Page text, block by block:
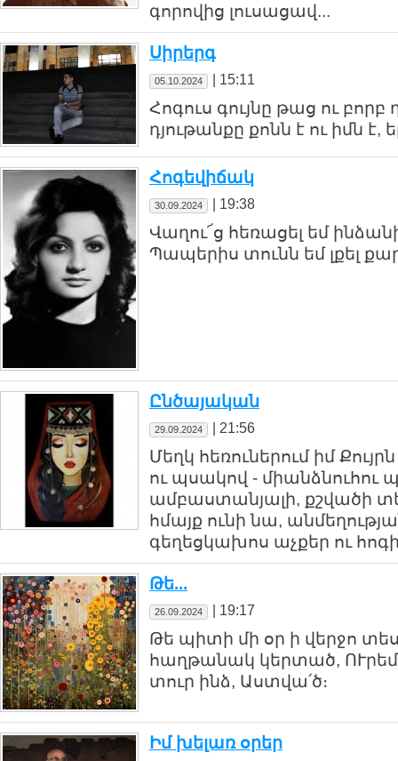
գորովից լուսացավ...
Սիրերգ
05.10.2024 15:11
Հոգուս գույնը թաց ու
դյութանքը քոնն է ու իմն է,
Հոգեվիճակ
30.09.2024 19:38
Վաղու՜ց հեռացել եմ
Պապերիս տունն եմ լքել
Ընծայական
29.09.2024 21:56
Մեղկ հեռուներում իմ
ու պսակով - միանձնուհու
ամբաստանյալի, քշվածի
հմայք ունի նա,
գեղեցկախոս աչքեր ու
Թե...
26.09.2024 19:17
Թե պիտի մի օր ի վերջո
հաղթանակ կերտած,
տուր ինձ, Աստվա՛ծ։
Իմ խելառ օրեր